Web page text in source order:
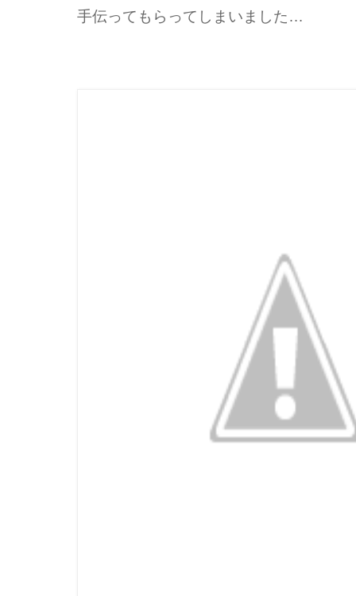
手伝ってもらってしまいました…